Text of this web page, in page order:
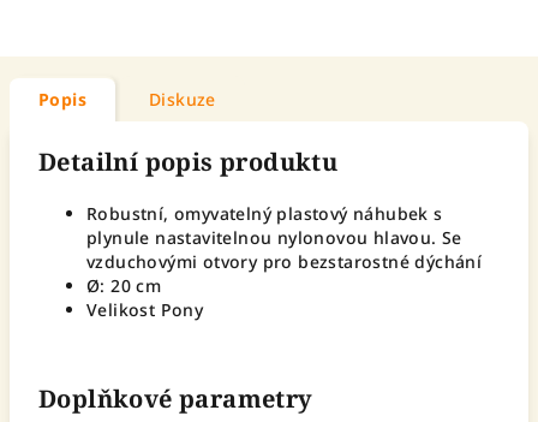
Popis Diskuze
Detailní popis produktu
Robustní, omyvatelný plastový náhubek s
plynule nastavitelnou nylonovou hlavou. Se
vzduchovými otvory pro bezstarostné dýchání
Ø: 20 cm
Velikost Pony
Doplňkové parametry